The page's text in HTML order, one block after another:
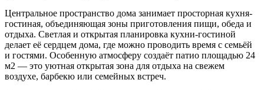
Центральное пространство дома занимает просторная кухня-
гостиная, объединяющая зоны приготовления пищи, обеда и
отдыха. Светлая и открытая планировка кухни-гостиной
делает её сердцем дома, где можно проводить время с семьёй
и гостями. Особенную атмосферу создаёт патио площадью 24
м2 — это уютная открытая зона для отдыха на свежем
воздухе, барбекю или семейных встреч.